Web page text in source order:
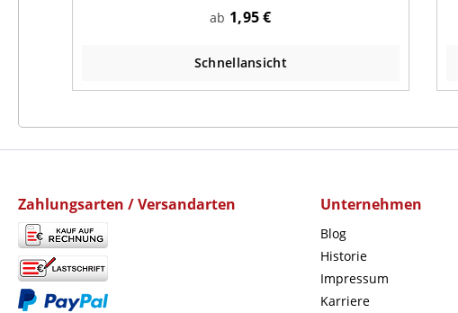
ab 1,95 €
Schnellansicht
Zahlungsarten / Versandarten Unternehmen
Blog
Historie
Impressum
Karriere